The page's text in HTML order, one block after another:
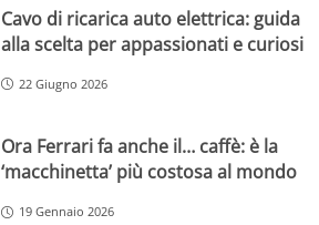
Cavo di ricarica auto elettrica: guida
alla scelta per appassionati e curiosi
22 Giugno 2026
Ora Ferrari fa anche il… caffè: è la
‘macchinetta’ più costosa al mondo
19 Gennaio 2026